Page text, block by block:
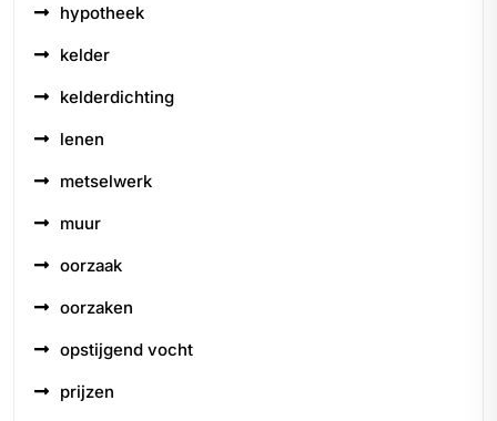
hypotheek
kelder
kelderdichting
lenen
metselwerk
muur
oorzaak
oorzaken
opstijgend vocht
prijzen